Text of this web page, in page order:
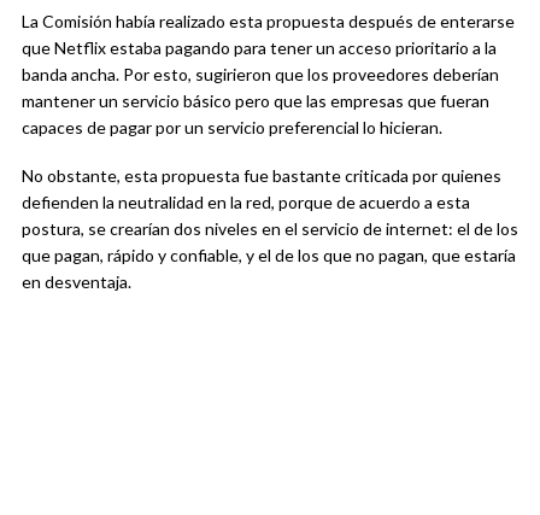
La Comisión había realizado esta propuesta después de enterarse
que Netflix estaba pagando para tener un acceso prioritario a la
banda ancha. Por esto, sugirieron que los proveedores deberían
mantener un servicio básico pero que las empresas que fueran
capaces de pagar por un servicio preferencial lo hicieran.
No obstante, esta propuesta fue bastante criticada por quienes
defienden la neutralidad en la red, porque de acuerdo a esta
postura, se crearían dos niveles en el servicio de internet: el de los
que pagan, rápido y confiable, y el de los que no pagan, que estaría
en desventaja.